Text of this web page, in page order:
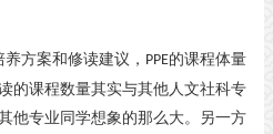
方案和修读建议， PPE的课程体量
的课程数量其实与其他人文社科专
他专业同学想象的那么大。另一方